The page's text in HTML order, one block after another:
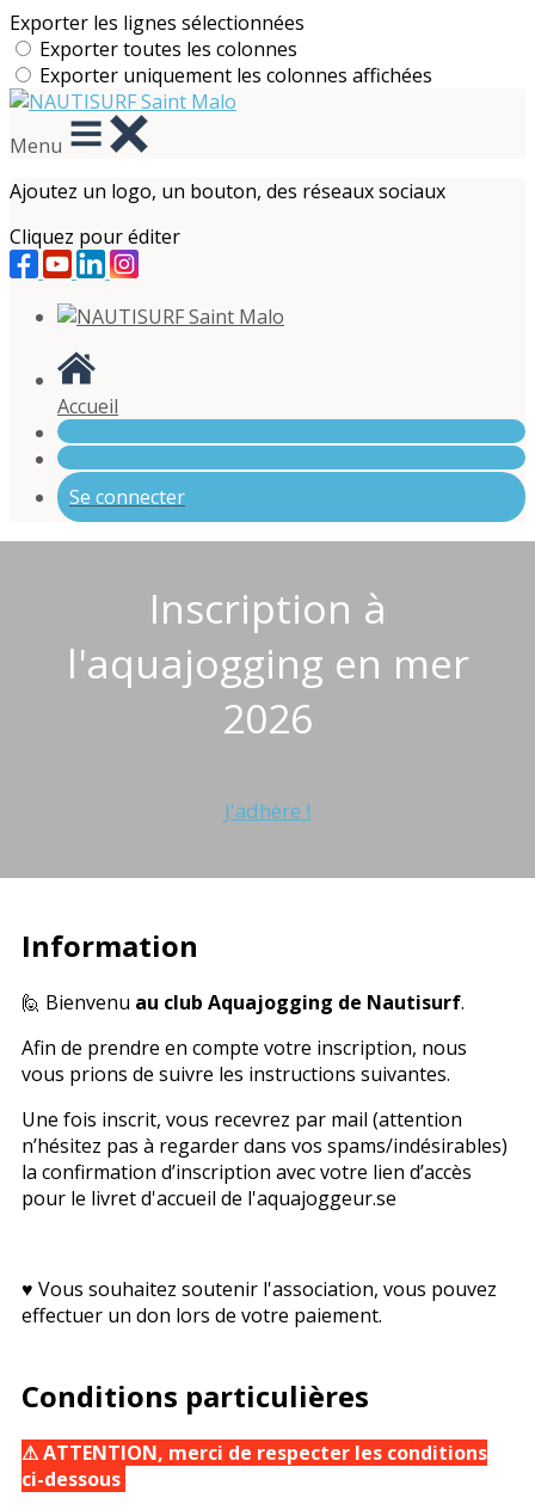
Exporter les lignes sélectionnées
Exporter toutes les colonnes
Exporter uniquement les colonnes affichées
Menu
Ajoutez un logo, un bouton, des réseaux sociaux
Cliquez pour éditer
Accueil
Se connecter
Inscription à
l'aquajogging en mer
2026
J'adhère !
Information
🙋 Bienvenu au club Aquajogging de Nautisurf.
Afin de prendre en compte votre inscription, nous
vous prions de suivre les instructions suivantes.
Une fois inscrit, vous recevrez par mail (attention
n’hésitez pas à regarder dans vos spams/indésirables)
la confirmation d’inscription avec votre lien d’accès
pour le livret d'accueil de l'aquajoggeur.se
♥️ Vous souhaitez soutenir l'association, vous pouvez
effectuer un don lors de votre paiement.
Conditions particulières
⚠ ATTENTION, merci de respecter les conditions
ci-dessous